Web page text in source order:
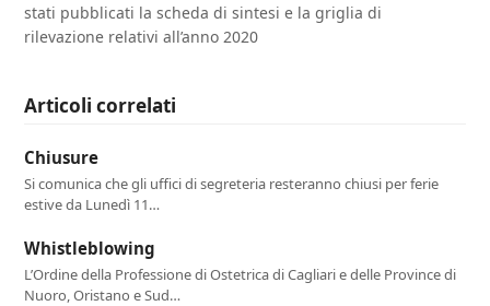
stati pubblicati la scheda di sintesi e la griglia di
rilevazione relativi all’anno 2020
Articoli correlati
Chiusure
Si comunica che gli uffici di segreteria resteranno chiusi per ferie
estive da Lunedì 11…
Whistleblowing
L’Ordine della Professione di Ostetrica di Cagliari e delle Province di
Nuoro, Oristano e Sud…